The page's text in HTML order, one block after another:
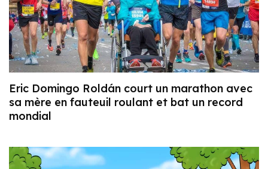
Eric Domingo Roldán court un marathon avec
sa mère en fauteuil roulant et bat un record
mondial